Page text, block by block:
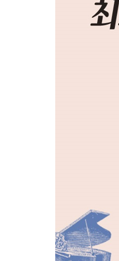
Part 4 클래식 사용
드보르작 「교향
전환이 필요할 때
요리할 때 듣기
번개 폴카」│교
「라르고」│숙면
밤하늘을 볼 때,
클래식의 비밀 음
에필로그 당신이